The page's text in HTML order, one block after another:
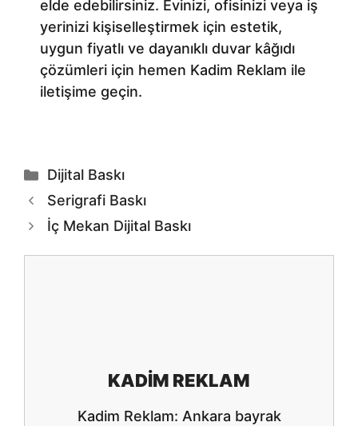
elde edebilirsiniz. Evinizi, ofisinizi veya iş
yerinizi kişiselleştirmek için estetik,
uygun fiyatlı ve dayanıklı duvar kâğıdı
çözümleri için hemen Kadim Reklam ile
iletişime geçin.
Kategoriler
Dijital Baskı
Serigrafi Baskı
İç Mekan Dijital Baskı
KADIM REKLAM
Kadim Reklam: Ankara bayrak